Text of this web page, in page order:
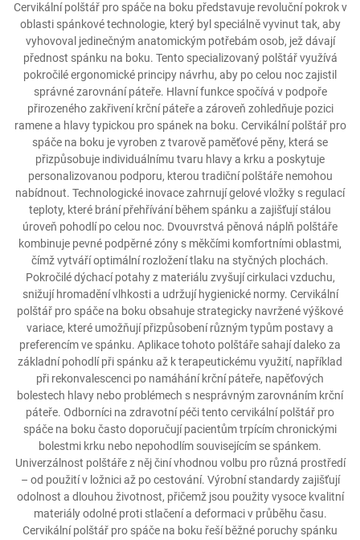
Cervikální polštář pro spáče na boku představuje revoluční pokrok v
oblasti spánkové technologie, který byl speciálně vyvinut tak, aby
vyhovoval jedinečným anatomickým potřebám osob, jež dávají
přednost spánku na boku. Tento specializovaný polštář využívá
pokročilé ergonomické principy návrhu, aby po celou noc zajistil
správné zarovnání páteře. Hlavní funkce spočívá v podpoře
přirozeného zakřivení krční páteře a zároveň zohledňuje pozici
ramene a hlavy typickou pro spánek na boku. Cervikální polštář pro
spáče na boku je vyroben z tvarově paměťové pěny, která se
přizpůsobuje individuálnímu tvaru hlavy a krku a poskytuje
personalizovanou podporu, kterou tradiční polštáře nemohou
nabídnout. Technologické inovace zahrnují gelové vložky s regulací
teploty, které brání přehřívání během spánku a zajišťují stálou
úroveň pohodlí po celou noc. Dvouvrstvá pěnová náplň polštáře
kombinuje pevné podpěrné zóny s měkčími komfortními oblastmi,
čímž vytváří optimální rozložení tlaku na styčných plochách.
Pokročilé dýchací potahy z materiálu zvyšují cirkulaci vzduchu,
snižují hromadění vlhkosti a udržují hygienické normy. Cervikální
polštář pro spáče na boku obsahuje strategicky navržené výškové
variace, které umožňují přizpůsobení různým typům postavy a
preferencím ve spánku. Aplikace tohoto polštáře sahají daleko za
základní pohodlí při spánku až k terapeutickému využití, například
při rekonvalescenci po namáhání krční páteře, napěťových
bolestech hlavy nebo problémech s nesprávným zarovnáním krční
páteře. Odborníci na zdravotní péči tento cervikální polštář pro
spáče na boku často doporučují pacientům trpícím chronickými
bolestmi krku nebo nepohodlím souvisejícím se spánkem.
Univerzálnost polštáře z něj činí vhodnou volbu pro různá prostředí
– od použití v ložnici až po cestování. Výrobní standardy zajišťují
odolnost a dlouhou životnost, přičemž jsou použity vysoce kvalitní
materiály odolné proti stlačení a deformaci v průběhu času.
Cervikální polštář pro spáče na boku řeší běžné poruchy spánku